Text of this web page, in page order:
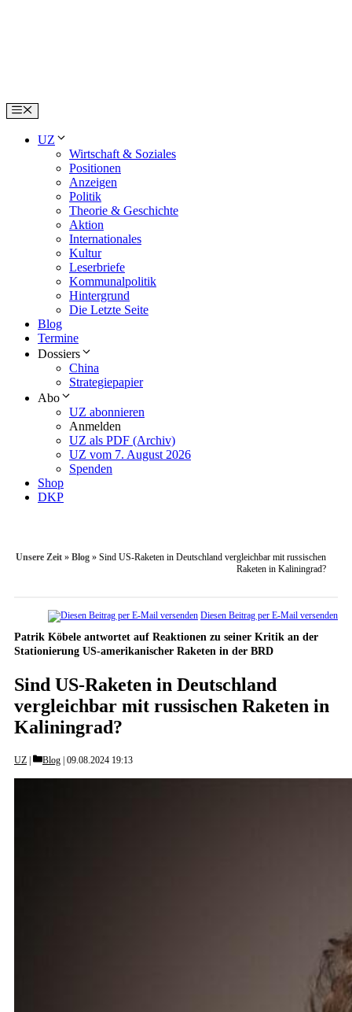
Menu
UZ
Wirtschaft & Soziales
Positionen
Anzeigen
Politik
Theorie & Geschichte
Aktion
Internationales
Kultur
Leserbriefe
Kommunalpolitik
Hintergrund
Die Letzte Seite
Blog
Termine
Dossiers
China
Strategiepapier
Abo
UZ abonnieren
Anmelden
UZ als PDF (Archiv)
UZ vom 7. August 2026
Spenden
Shop
DKP
Unsere Zeit » Blog » Sind US-Raketen in Deutschland vergleichbar mit russischen
Raketen in Kaliningrad?
Diesen Beitrag per E-Mail versenden
Patrik Köbele antwortet auf Reaktionen zu seiner Kritik an der
Stationierung US-amerikanischer Raketen in der BRD
Sind US-Raketen in Deutschland
vergleichbar mit russischen Raketen in
Kaliningrad?
UZ Categories
Blog 09.08.2024 19:13